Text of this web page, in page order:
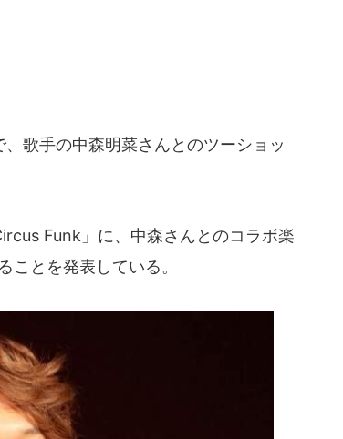
歌手の中森明菜さんとのツーショッ
Funk」に、中森さんとのコラボ楽
とを発表している。